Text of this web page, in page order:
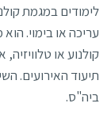
לימודים במגמת
עריכה או בימוי.
קולנוע או
תיעוד האירועים.
ביה"ס.